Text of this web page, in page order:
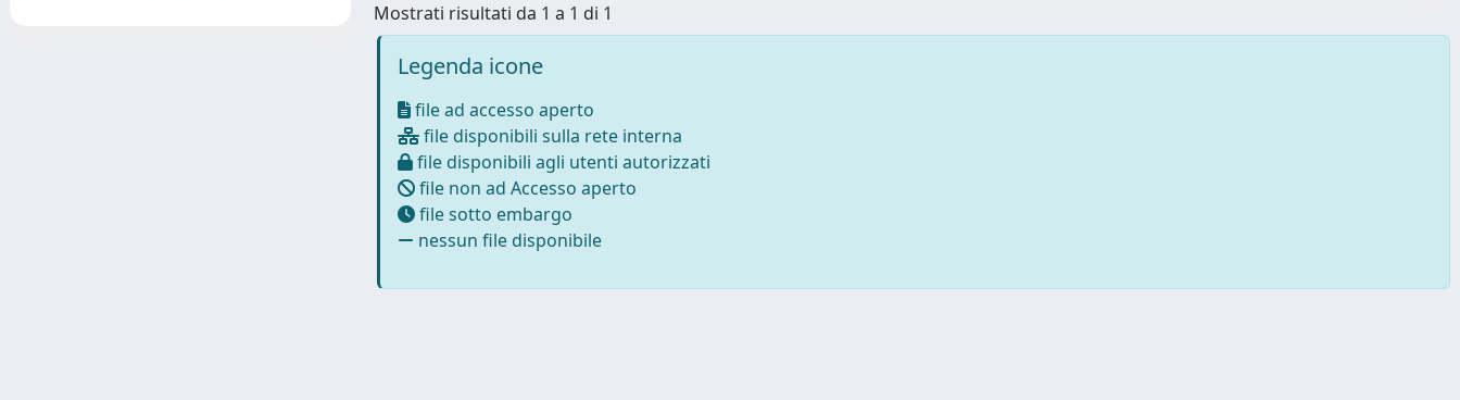
Mostrati risultati da 1 a 1 di 1
Legenda icone
file ad accesso aperto
file disponibili sulla rete interna
file disponibili agli utenti autorizzati
file non ad Accesso aperto
file sotto embargo
nessun file disponibile